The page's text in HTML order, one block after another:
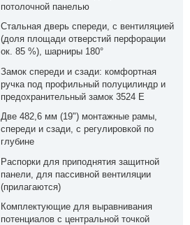
потолочной панелью
Стальная дверь спереди, с вентиляцией
(доля площади отверстий перфорации
ок. 85 %), шарниры 180°
Замок спереди и сзади: комфортная
ручка под профильный полуцилиндр и
предохранительный замок 3524 E
Две 482,6 мм (19") монтажные рамы,
спереди и сзади, с регулировкой по
глубине
Распорки для приподнятия защитной
панели, для пассивной вентиляции
(прилагаются)
Комплектующие для выравнивания
потенциалов с центральной точкой